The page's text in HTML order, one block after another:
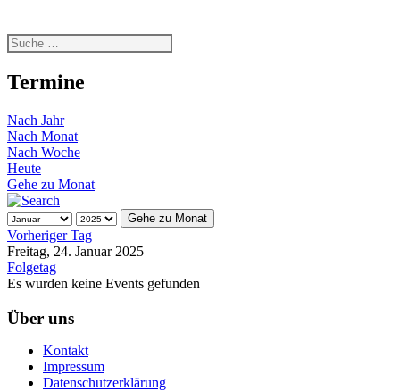
Termine
Nach Jahr
Nach Monat
Nach Woche
Heute
Gehe zu Monat
Gehe zu Monat
Vorheriger Tag
Freitag, 24. Januar 2025
Folgetag
Es wurden keine Events gefunden
Über uns
Kontakt
Impressum
Datenschutzerklärung